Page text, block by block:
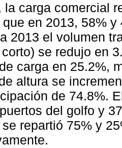
la carga comercial
en 2013, 58%
2013 el volumen
se redujo en
carga en 25.2%,
altura se
de 74.8%.
del golfo y
repartió 75% y